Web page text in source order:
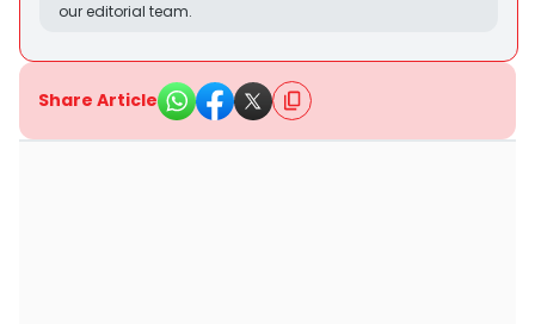
our editorial team.
Share Article